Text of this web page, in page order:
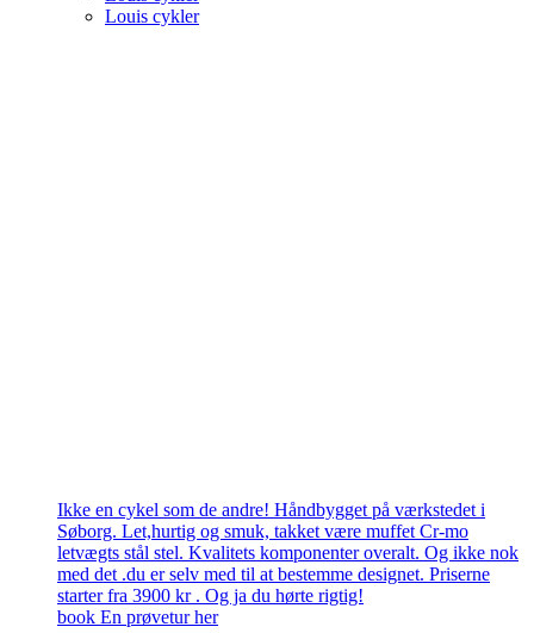
Louis cykler
Ikke en cykel som de andre! Håndbygget på værkstedet i
Søborg. Let,hurtig og smuk, takket være muffet Cr-mo
letvægts stål stel. Kvalitets komponenter overalt. Og ikke nok
med det .du er selv med til at bestemme designet. Priserne
starter fra 3900 kr . Og ja du hørte rigtig!
book En prøvetur her